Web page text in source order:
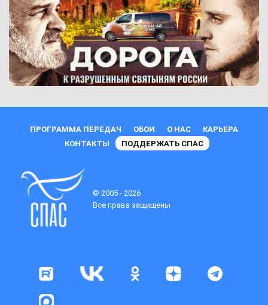
ПРОГРАММА ПЕРЕДАЧ ОБОИ О НАС
КАРЬЕРА
КОНТАКТЫ
ПОДДЕРЖАТЬ СПАС
© 2005 - 2026
Все права защищены